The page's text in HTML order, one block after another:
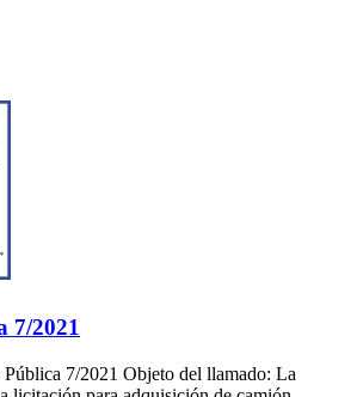
7/2021
7/2021 Objeto del llamado: La